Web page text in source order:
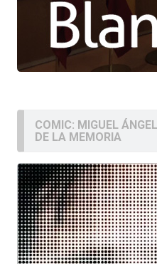
COMIC: MIGUEL
DE LA MEMORIA